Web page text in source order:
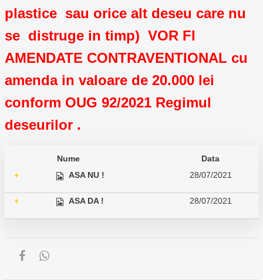
plastice sau orice alt deseu care nu
se distruge in timp) VOR FI
AMENDATE CONTRAVENTIONAL cu
amenda in valoare de 20.000 lei
conform OUG 92/2021 Regimul
deseurilor .
Nume
Data
+
ASA NU ! 28/07/2021
+ ASA DA ! 28/07/2021